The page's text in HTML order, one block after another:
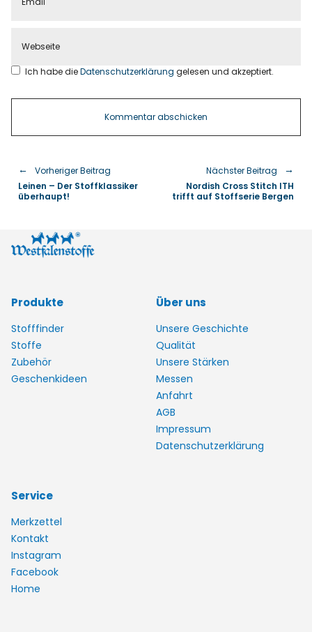
Ich habe dieDatenschutzerklärunggelesen und akzeptiert.
Vorheriger Beitrag
Leinen – Der Stoffklassiker
überhaupt!
Nächster Beitrag
Nordish Cross Stitch ITH
trifft auf Stoffserie Bergen
Produkte
Stofffinder
Stoffe
Zubehör
Geschenkideen
Über uns
Unsere Geschichte
Qualität
Unsere Stärken
Messen
Anfahrt
AGB
Impressum
Datenschutzerklärung
Service
Merkzettel
Kontakt
Instagram
Facebook
Home